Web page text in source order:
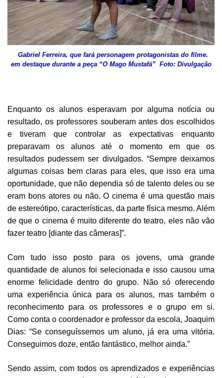
Gabriel Ferreira, que fará personagem protagonistas do filme.
em destaque durante a peça “O Mago Mustafá” Foto: Divulgação
Enquanto os alunos esperavam por alguma notícia ou
resultado, os professores souberam antes dos escolhidos
e tiveram que controlar as expectativas enquanto
preparavam os alunos até o momento em que os
resultados pudessem ser divulgados. “Sempre deixamos
algumas coisas bem claras para eles, que isso era uma
oportunidade, que não dependia só de talento deles ou se
eram bons atores ou não. O cinema é uma questão mais
de estereótipo, características, da parte física mesmo. Além
de que o cinema é muito diferente do teatro, eles não vão
fazer teatro [diante das câmeras]”.
Com tudo isso posto para os jovens, uma grande
quantidade de alunos foi selecionada e isso causou uma
enorme felicidade dentro do grupo. Não só oferecendo
uma experiência única para os alunos, mas também o
reconhecimento para os professores e o grupo em si.
Como conta o coordenador e professor da escola, Joaquim
Dias: “Se conseguíssemos um aluno, já era uma vitória.
Conseguimos doze, então fantástico, melhor ainda.”
Sendo assim, com todos os aprendizados e experiências